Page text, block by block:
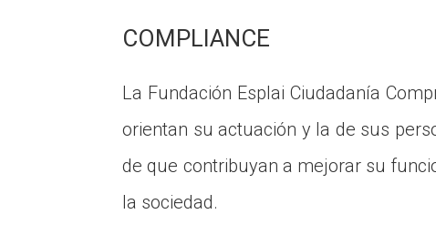
COMPLIANCE
La Fundación Esplai Ciudadanía
orientan su actuación y la de sus
de que contribuyan a mejorar su
la sociedad.